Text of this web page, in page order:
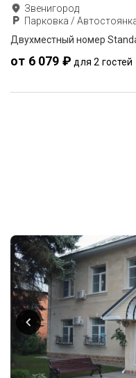
Звенигород
Парковка /
Двухместный номер
от 6 079 ₽ для 2 гостей